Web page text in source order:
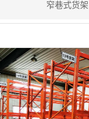
窄巷式货架